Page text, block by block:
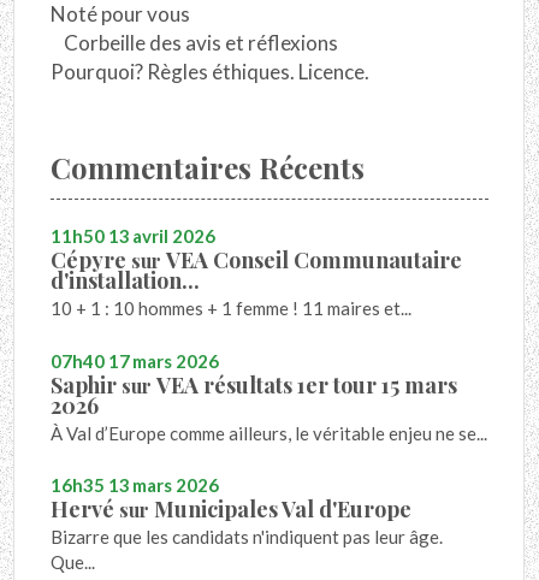
Noté pour vous
Corbeille des avis et réflexions
Pourquoi? Règles éthiques. Licence.
Commentaires Récents
11h50 13 avril 2026
Cépyre surVEA Conseil Communautaire
d'installation...
10 + 1 : 10 hommes + 1 femme ! 11 maires et...
07h40 17mars 2026
Saphir surVEA résultats 1er tour 15 mars
2026
À Val d’Europe comme ailleurs, le véritable enjeu ne se...
16h35 13 mars 2026
Hervé sur Municipales Val d'Europe
Bizarre que les candidats n'indiquent pas leur âge.
Que...